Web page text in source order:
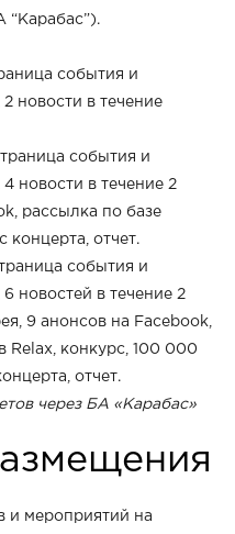
“Карабас”).
события и
новости в течение
события и
новости в течение 2
рассылка по базе
концерта, отчет.
события и
новостей в течение 2
9 анонсов на Facebook,
Relax, конкурс, 100 000
отчет.
через БА «Карабас»
и мероприятий на